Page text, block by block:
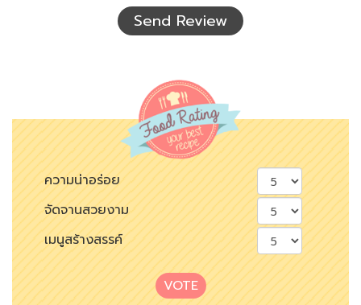
Send Review
ความน่าอร่อย
จัดจานสวยงาม
เมนูสร้างสรรค์
VOTE